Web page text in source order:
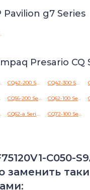
Pavilion g7 Series
Presario CQ
CQ42-200 Series CQ42-300 Series
CQ56-200 Series CQ62-100 Series
CQ62-a Series CQ72-100 Series
C050-
заменить